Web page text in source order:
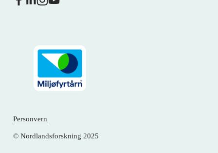
Personvern
© Nordlandsforskning 2025